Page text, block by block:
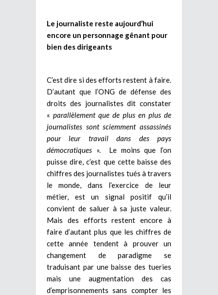
Le journaliste reste aujourd’hui
encore un personnage gênant pour
bien des dirigeants
C’est dire si des efforts restent à faire.
D’autant que l’ONG de défense des
droits des journalistes dit constater
« parallèlement que de plus en plus de
journalistes sont sciemment assassinés
pour leur travail dans des pays
démocratiques ». Le moins que l’on
puisse dire, c’est que cette baisse des
chiffres des journalistes tués à travers
le monde, dans l’exercice de leur
métier, est un signal positif qu’il
convient de saluer à sa juste valeur.
Mais des efforts restent encore à
faire d’autant plus que les chiffres de
cette année tendent à prouver un
changement de paradigme se
traduisant par une baisse des tueries
mais une augmentation des cas
d’emprisonnements sans compter les